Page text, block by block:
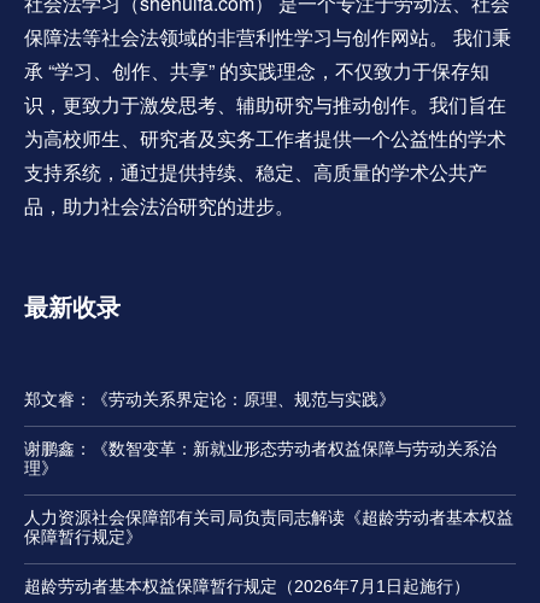
保障法等社会法领域的非营利性学习与创作网站。 我们秉
承 “学习、创作、共享” 的实践理念，不仅致力于保存知
识，更致力于激发思考、辅助研究与推动创作。我们旨在
为高校师生、研究者及实务工作者提供一个公益性的学术
支持系统，通过提供持续、稳定、高质量的学术公共产
品，助力社会法治研究的进步。
最新收录
郑文睿：《劳动关系界定论：原理、规范与实践》
谢鹏鑫：《数智变革：新就业形态劳动者权益保障与劳动关系治
理》
人力资源社会保障部有关司局负责同志解读《超龄劳动者基本权益
保障暂行规定》
超龄劳动者基本权益保障暂行规定（2026年7月1日起施行）